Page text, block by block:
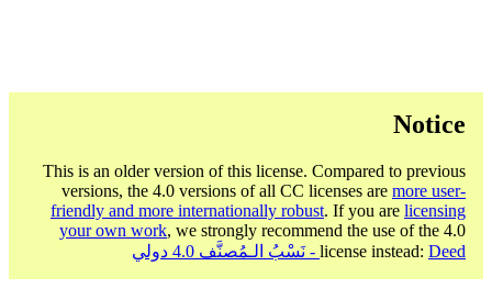
Notice
This is an older version of this license. Compared to previous
versions, the 4.0 versions of all CC licenses are more user-
friendly and more internationally robust. If you are licensing
your own work, we strongly recommend the use of the 4.0
license instead: Deed - نَسْبُ الـمُصنَّف 4.0 دولي